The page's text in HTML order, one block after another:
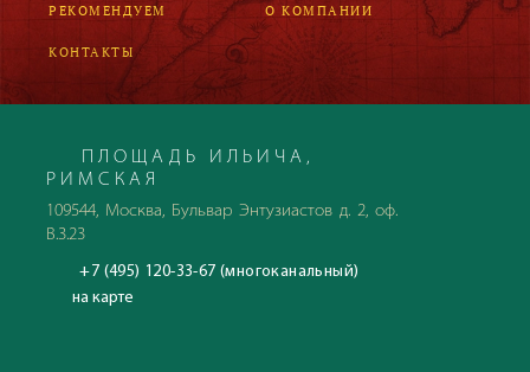
РЕКОМЕНДУЕМ О КОМПАНИИ
КОНТАКТЫ
ПЛОЩАДЬ ИЛЬИЧА,
РИМСКАЯ
109544, Москва, Бульвар Энтузиастов д. 2, оф.
В.3.23
+7 (495) 120-33-67 (многоканальный)
на карте